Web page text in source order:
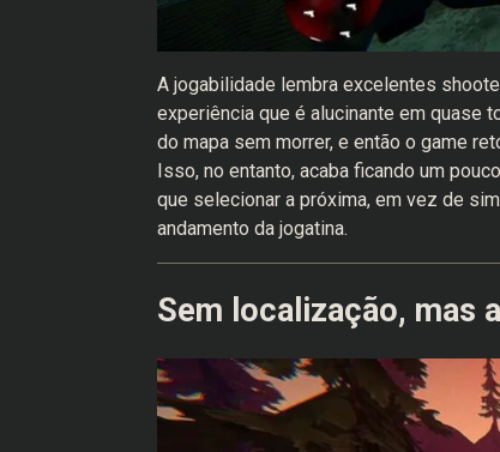
A jogabilidade lembra excelentes
experiência que é alucinante em quase
do mapa sem morrer, e então o game
Isso, no entanto, acaba ficando um
que selecionar a próxima, em vez de
andamento da jogatina.
Sem localização, mas